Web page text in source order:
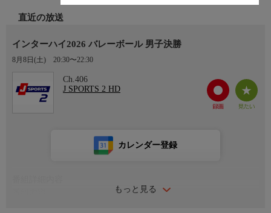
直近の放送
インターハイ2026 バレーボール 男子決勝
8月8日(土) 20:30〜22:30
Ch.406
J SPORTS 2 HD
もっと見る
カレンダー登録